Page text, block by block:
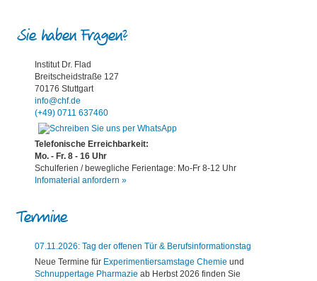
Sie haben Fragen?
Institut Dr. Flad
Breitscheidstraße 127
70176 Stuttgart
info@chf.de
(+49) 0711 637460
Telefonische Erreichbarkeit:
Mo. - Fr. 8 - 16 Uhr
Schulferien / bewegliche Ferientage: Mo-Fr 8-12 Uhr
Infomaterial anfordern »
Termine
07.11.2026: Tag der offenen Tür & Berufsinformationstag
Neue Termine für Experimentiersamstage Chemie und
Schnuppertage Pharmazie ab Herbst 2026 finden Sie